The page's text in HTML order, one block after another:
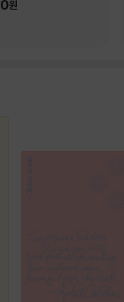
0원